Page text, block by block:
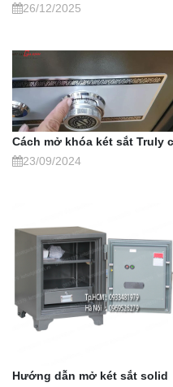
26/12/2025
Cách mở khóa két sắt Truly
23/09/2024
Hướng dẫn mở két sắt solid